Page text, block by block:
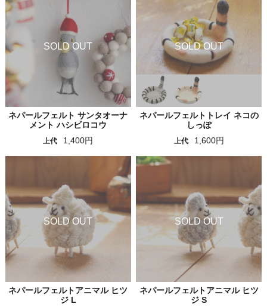
ネパールフェルト サンタオーナ
メント ハシビロコウ
上代 1,400円
ネパールフェルトトレイ ネコの
しっぽ
上代 1,600円
ネパールフェルトアニマル ヒツ
ジ L
ネパールフェルトアニマル ヒツ
ジ S